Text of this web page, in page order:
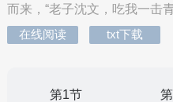
而来，“老子沈文，吃我一击
在线阅读
txt下载
第1节